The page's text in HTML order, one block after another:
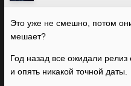
Это уже не смешно, потом
мешает?
Год назад все ожидали
и опять никакой точной даты.